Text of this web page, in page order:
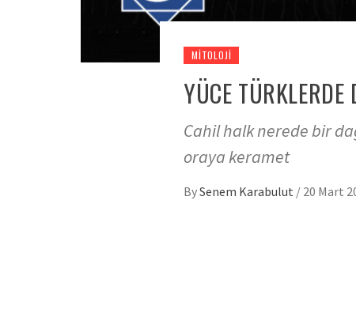
MITOLOJI
YÜCE TÜRKLERDE
Cahil halk nerede bir
oraya keramet
BySenem Karabulut / 20 Mart